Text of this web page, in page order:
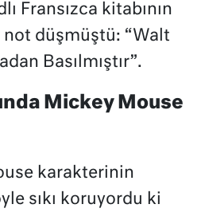
Fransızca kitabının
not düşmüştü: “Walt
Basılmıştır”.
Mickey Mouse
karakterinin
sıkı koruyordu ki